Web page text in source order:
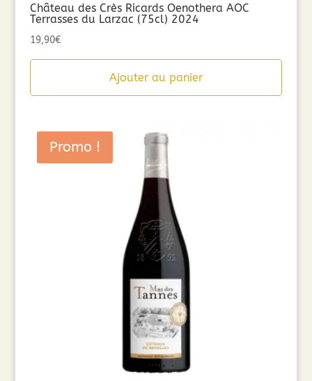
Château des Crès Ricards Oenothera AOC
Terrasses du Larzac (75cl) 2024
19,90€
Ajouter au panier
Promo !